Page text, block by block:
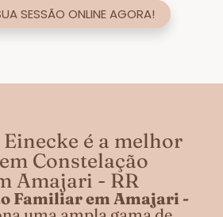
SESSÃO ONLINE AGORA!
é a melhor
Constelação
Amajari - RR
Familiar em Amajari -